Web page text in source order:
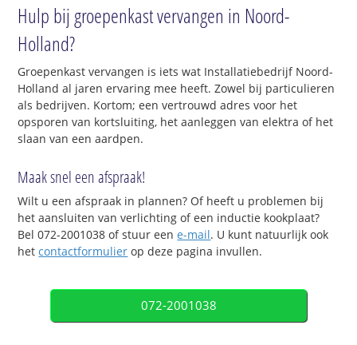
Hulp bij groepenkast vervangen in Noord-
Holland?
Groepenkast vervangen is iets wat Installatiebedrijf Noord-
Holland al jaren ervaring mee heeft. Zowel bij particulieren
als bedrijven. Kortom; een vertrouwd adres voor het
opsporen van kortsluiting, het aanleggen van elektra of het
slaan van een aardpen.
Maak snel een afspraak!
Wilt u een afspraak in plannen? Of heeft u problemen bij
het aansluiten van verlichting of een inductie kookplaat?
Bel 072-2001038 of stuur eene-mail. U kunt natuurlijk ook
hetcontactformulier op deze pagina invullen.
072-2001038